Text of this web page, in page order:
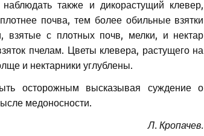
также и дикорастущий клевер,
почва, тем более обильные взятки
взятые с плотных почв, мелки, и нектар
пчелам. Цветы клевера, растущего на
и нектарники углублены.
осторожным высказывая суждение о
медоносности.
Л. Кропачев.